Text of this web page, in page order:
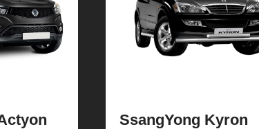
SsangYong Kyron